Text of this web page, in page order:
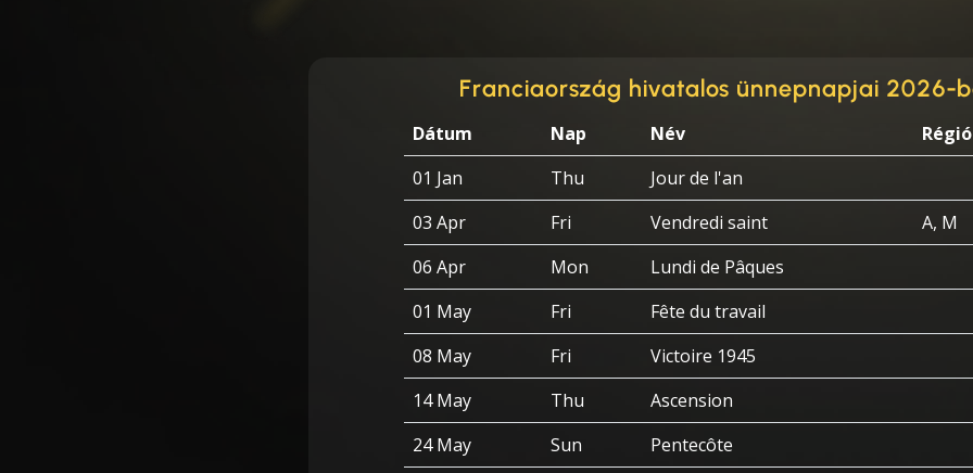
Franciaország hivatalos ünnepnapjai 2026-
Dátum Nap Név
01 Jan
Thu
Jour de l'an
03 Apr
Fri Vendredi saint
A, M
06 Apr
Mon
Lundi de Pâques
01 May
Fri
Fête du travail
08 May
Fri
Victoire 1945
14 May
Thu
Ascension
24 May
Sun
Pentecôte